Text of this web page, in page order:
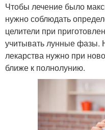
Чтобы лечение было
нужно соблюдать
целители при
учитывать лунные фазы.
лекарства нужно при
ближе к полнолунию.